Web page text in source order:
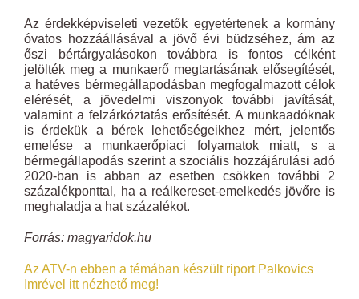
Az érdekképviseleti vezetők egyetértenek a kormány
óvatos hozzáállásával a jövő évi büdzséhez, ám az
őszi bértárgyalásokon továbbra is fontos célként
jelölték meg a munkaerő megtartásának elősegítését,
a hatéves bérmegállapodásban megfogalmazott célok
elérését, a jövedelmi viszonyok további javítását,
valamint a felzárkóztatás erősítését. A munkaadóknak
is érdekük a bérek lehetőségeikhez mért, jelentős
emelése a munkaerőpiaci folyamatok miatt, s a
bérmegállapodás szerint a szociális hozzájárulási adó
2020-ban is abban az esetben csökken további 2
százalékponttal, ha a reálkereset-emelkedés jövőre is
meghaladja a hat százalékot.
Forrás: magyaridok.hu
Az ATV-n ebben a témában készült riport Palkovics
Imrével itt nézhető meg!